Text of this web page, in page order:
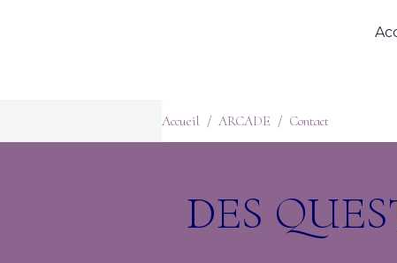
Accueil ARCADE Contact
DES